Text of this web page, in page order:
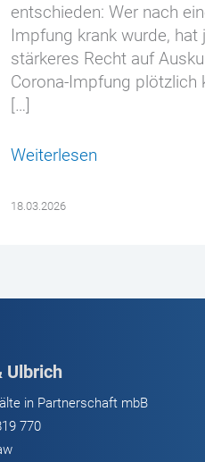
entschieden: Wer nach
Impfung krank wurde, hat
stärkeres Recht auf
Corona-Impfung plötzlich
[…]
Weiterlesen
18.03.2026
Ulbrich
in Partnerschaft mbB
770